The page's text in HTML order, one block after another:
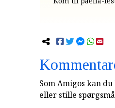
Som Amigos kan
eller stille